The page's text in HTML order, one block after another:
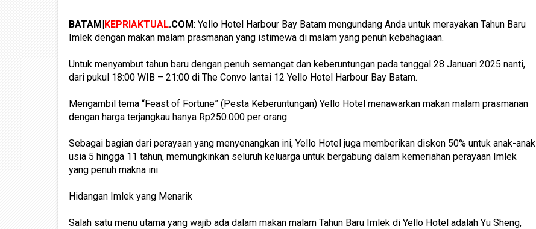
BATAM|KEPRIAKTUAL.COM: Yello Hotel Harbour Bay Batam mengundang Anda untuk merayakan Tahun Baru
Imlek dengan makan malam prasmanan yang istimewa di malam yang penuh kebahagiaan.
Untuk menyambut tahun baru dengan penuh semangat dan keberuntungan pada tanggal 28 Januari 2025 nanti,
dari pukul 18:00 WIB – 21:00 di The Convo lantai 12 Yello Hotel Harbour Bay Batam.
Mengambil tema “Feast of Fortune” (Pesta Keberuntungan) Yello Hotel menawarkan makan malam prasmanan
dengan harga terjangkau hanya Rp250.000 per orang.
Sebagai bagian dari perayaan yang menyenangkan ini, Yello Hotel juga memberikan diskon 50% untuk anak-anak
usia 5 hingga 11 tahun, memungkinkan seluruh keluarga untuk bergabung dalam kemeriahan perayaan Imlek
yang penuh makna ini.
Hidangan Imlek yang Menarik
Salah satu menu utama yang wajib ada dalam makan malam Tahun Baru Imlek di Yello Hotel adalah Yu Sheng,